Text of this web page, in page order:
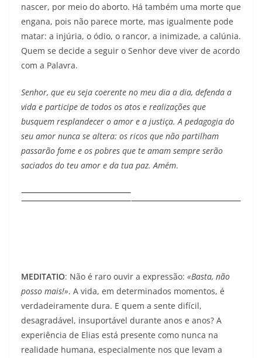
nascer, por meio do aborto. Há também uma morte que
engana, pois não parece morte, mas igualmente pode
matar: a injúria, o ódio, o rancor, a inimizade, a calúnia.
Quem se decide a seguir o Senhor deve viver de acordo
com a Palavra.
Senhor, que eu seja coerente no meu dia a dia, defenda a
vida e participe de todos os atos e realizações que
busquem resplandecer o amor e a justiça. A pedagogia do
seu amor nunca se altera: os ricos que não partilham
passarão fome e os pobres que te amam sempre serão
saciados do teu amor e da tua paz. Amém.
MEDITATIO: Não é raro ouvir a expressão: «Basta, não
posso mais!». A vida, em determinados momentos, é
verdadeiramente dura. E quem a sente difícil,
desagradável, insuportável durante anos e anos? A
experiência de Elias está presente como nunca na
realidade humana, especialmente nos que levam a